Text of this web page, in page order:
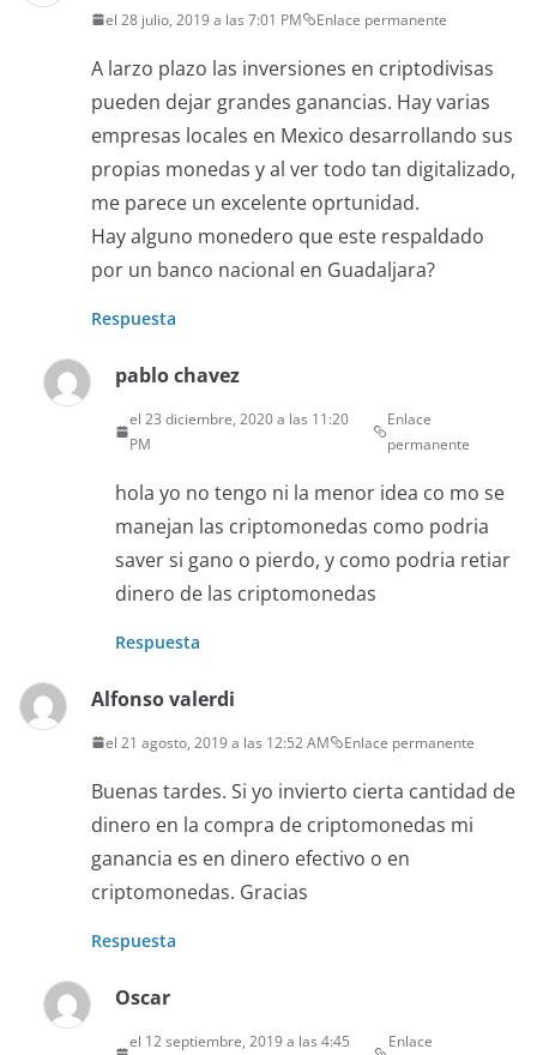
el 28 julio, 2019 a las 7:01 PM Enlace permanente
A larzo plazo las inversiones en criptodivisas
pueden dejar grandes ganancias. Hay varias
empresas locales en Mexico desarrollando sus
propias monedas y al ver todo tan digitalizado,
me parece un excelente oprtunidad.
Hay alguno monedero que este respaldado
por un banco nacional en Guadaljara?
Respuesta
pablo chavez
el 23 diciembre, 2020 a las 11:20
PM
Enlace
permanente
hola yo no tengo ni la menor idea co mo se
manejan las criptomonedas como podria
saver si gano o pierdo, y como podria retiar
dinero de las criptomonedas
Respuesta
Alfonso valerdi
el 21 agosto, 2019 a las 12:52 AM Enlace permanente
Buenas tardes. Si yo invierto cierta cantidad de
dinero en la compra de criptomonedas mi
ganancia es en dinero efectivo o en
criptomonedas. Gracias
Respuesta
Oscar
el 12 septiembre, 2019 a las 4:45
Enlace